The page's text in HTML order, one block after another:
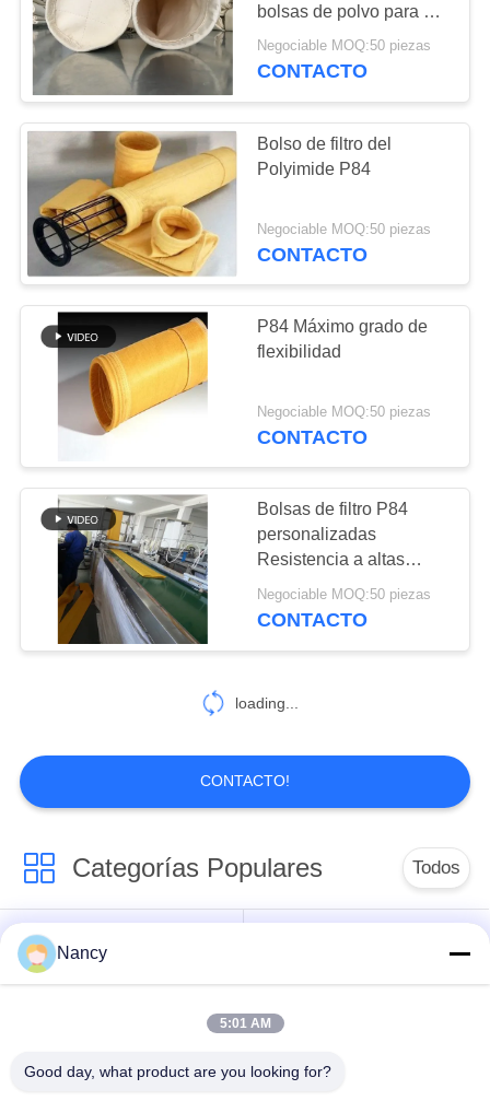
bolsas de polvo para el
control de la
contaminación del aire
Negociable MOQ:50 piezas
CONTACTO
Bolso de filtro del
Polyimide P84
Negociable MOQ:50 piezas
CONTACTO
P84 Máximo grado de
flexibilidad
Negociable MOQ:50 piezas
CONTACTO
Bolsas de filtro P84
personalizadas
Resistencia a altas
temperaturas Baja caída
de presión
Negociable MOQ:50 piezas
CONTACTO
loading...
CONTACTO!
Categorías Populares Todos
Bolsas de filtro para
colector de polvo
bolsa de filtro de
Nancy
5:01 AM
Good day, what product are you looking for?